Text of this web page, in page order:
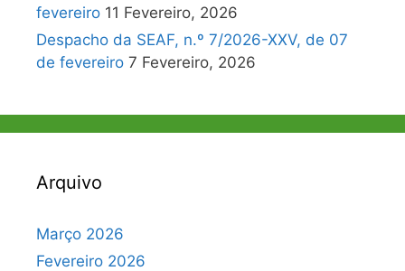
fevereiro 11 Fevereiro, 2026
Despacho da SEAF, n.º 7/2026-XXV, de 07
de fevereiro 7 Fevereiro, 2026
Arquivo
Março 2026
Fevereiro 2026